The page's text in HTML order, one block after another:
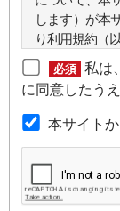
します）が本
り利用規約（
第２条（本規
本規約は本サ
のです。
第３条（会員
本サイトの会
必須 私は
に同意したう
本サイト